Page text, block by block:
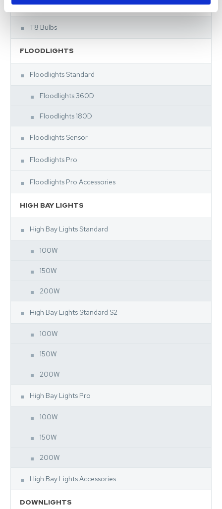
TUBES
T8 Bulbs
FLOODLIGHTS
Floodlights Standard
Floodlights 360D
Floodlights 180D
Floodlights Sensor
Floodlights Pro
Floodlights Pro Accessories
HIGH BAY LIGHTS
High Bay Lights Standard
100W
150W
200W
High Bay Lights Standard S2
100W
150W
200W
High Bay Lights Pro
100W
150W
200W
High Bay Lights Accessories
DOWNLIGHTS